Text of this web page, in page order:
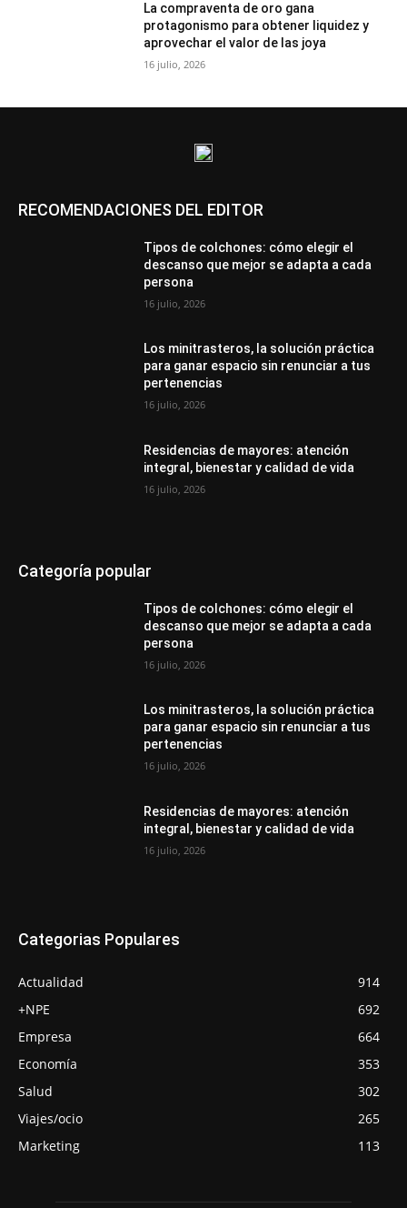
La compraventa de oro gana
protagonismo para obtener liquidez y
aprovechar el valor de las joya
16 julio, 2026
RECOMENDACIONES DEL EDITOR
Tipos de colchones: cómo elegir el
descanso que mejor se adapta a cada
persona
16 julio, 2026
Los minitrasteros, la solución práctica
para ganar espacio sin renunciar a tus
pertenencias
16 julio, 2026
Residencias de mayores: atención
integral, bienestar y calidad de vida
16 julio, 2026
Categoría popular
Tipos de colchones: cómo elegir el
descanso que mejor se adapta a cada
persona
16 julio, 2026
Los minitrasteros, la solución práctica
para ganar espacio sin renunciar a tus
pertenencias
16 julio, 2026
Residencias de mayores: atención
integral, bienestar y calidad de vida
16 julio, 2026
Categorias Populares
Actualidad
914
+NPE
692
Empresa
664
Economía
353
Salud
302
Viajes/ocio
265
Marketing
113